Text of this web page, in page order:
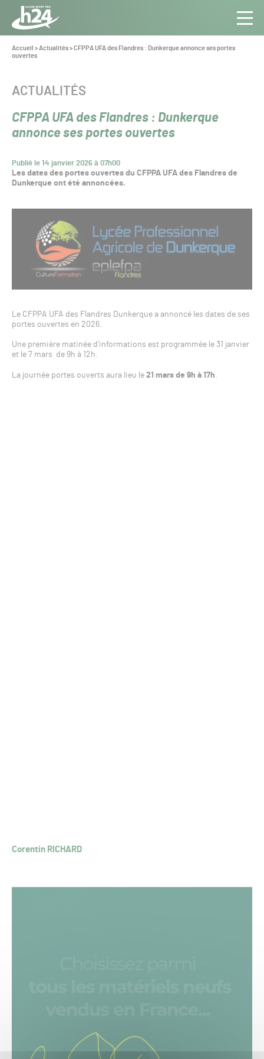
Panneau de gestion des cookies
Aller au contenu
Toute
l’info
du Gazon
Vous
êtes
Accueil >Actualités>CFPPA UFA des Flandres : Dunkerque annonce ses portes
ouvertes
CFPPA UFA des Flandres : Dunkerque
annonce ses portes ouvertes
Publié le 14 janvier 2026 à 07h00
CATÉGORIE :
ACTUALITÉS
Les dates des portes ouvertes du CFPPA UFA des Flandres de
Dunkerque ont été annoncées.
Le CFPPA UFA des Flandres Dunkerque a annoncé les dates de ses
portes ouvertes en 2026.
Une première matinée d’informations est programmée le 31 janvier
et le 7 mars de 9h à 12h.
La journée portes ouverts aura lieu le21 mars de 9h à 17h
Corentin RICHARD